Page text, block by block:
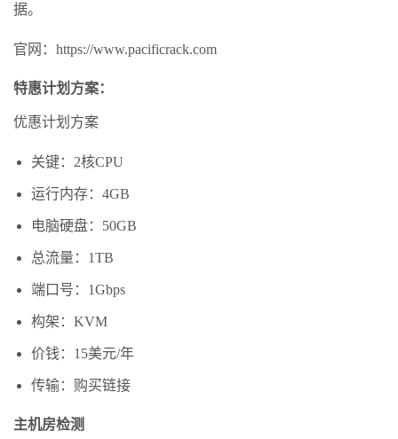
据。
官网：https://www.pacificrack.com
特惠计划方案：
优惠计划方案
关键：2核CPU
运行内存：4GB
电脑硬盘：50GB
总流量：1TB
端口号：1Gbps
构架：KVM
价钱：15美元/年
传输：购买链接
主机房检测